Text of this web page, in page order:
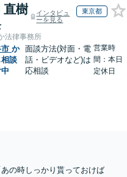
直樹
インタビュ
ーを見る
東京都
法律事務所
か
相談
面談方法(対面・電
話・ビデオなど)は
応相談
営業時
間：本日
定休日
の時しっかり貰っておけば